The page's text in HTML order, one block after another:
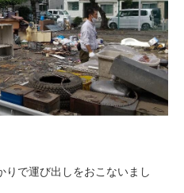
りで運び出しをおこないまし